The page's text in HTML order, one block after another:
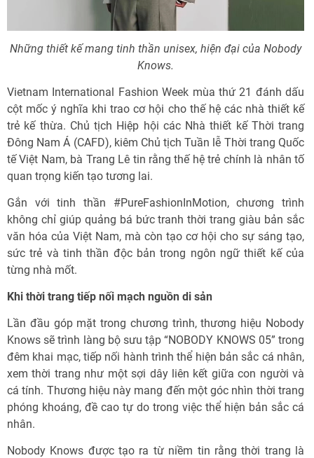
Những thiết kế mang tinh thần unisex, hiện đại của Nobody
Knows.
Vietnam International Fashion Week mùa thứ 21 đánh dấu
cột mốc ý nghĩa khi trao cơ hội cho thế hệ các nhà thiết kế
trẻ kế thừa. Chủ tịch Hiệp hội các Nhà thiết kế Thời trang
Đông Nam Á (CAFD), kiêm Chủ tịch Tuần lễ Thời trang Quốc
tế Việt Nam, bà Trang Lê tin rằng thế hệ trẻ chính là nhân tố
quan trọng kiến tạo tương lai.
Gắn với tinh thần #PureFashionInMotion, chương trình
không chỉ giúp quảng bá bức tranh thời trang giàu bản sắc
văn hóa của Việt Nam, mà còn tạo cơ hội cho sự sáng tạo,
sức trẻ và tinh thần độc bản trong ngôn ngữ thiết kế của
từng nhà mốt.
Khi thời trang tiếp nối mạch nguồn di sản
Lần đầu góp mặt trong chương trình, thương hiệu Nobody
Knows sẽ trình làng bộ sưu tập “NOBODY KNOWS 05” trong
đêm khai mạc, tiếp nối hành trình thể hiện bản sắc cá nhân,
xem thời trang như một sợi dây liên kết giữa con người và
cá tính. Thương hiệu này mang đến một góc nhìn thời trang
phóng khoáng, đề cao tự do trong việc thể hiện bản sắc cá
nhân.
Nobody Knows được tạo ra từ niềm tin rằng thời trang là